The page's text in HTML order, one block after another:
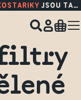
JSOU TADY!
filtry